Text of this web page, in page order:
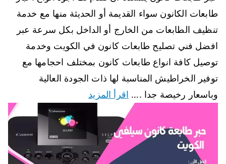
طابعات الكانون سواء القديمة أو الحديثة منها مع خدمة
تنظيف الطابعات من الخارج أو الداخل بكل سرعة عبر
افضل فني تصليح طابعات كانون في الكويت وخدمة
توصيل كافة انواع طابعات كانون بمختلف احجامها مع
توفير الخراطيش المناسبة لها ذات الجودة العالية
وباسعار رخيصة جدا .… اقرأ المزيد